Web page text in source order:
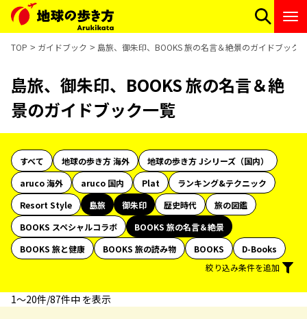
TOP ガイドブック 島旅、御朱印、BOOKS 旅の名言＆絶景のガイドブック
島旅、御朱印、BOOKS 旅の名言＆絶
景のガイドブック一覧
すべて 地球の歩き方 海外
地球の歩き方 Jシリーズ（国内）
aruco 海外
aruco 国内 Plat
ランキング&テクニック
Resort Style
島旅 御朱印 歴史時代
旅の図鑑
BOOKS スペシャルコラボ
BOOKS 旅の名言＆絶景
BOOKS 旅と健康
BOOKS 旅の読み物 BOOKS
D-Books
絞り込み条件を追加
1〜20件/87件中 を表示